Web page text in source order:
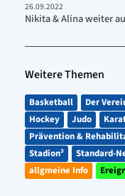
26.09.2022
Nikita & Alina weiter
Weitere Themen
Basketball Der
Hockey
Judo
Prävention &
Stadion³
Standard-
allgmeine Info